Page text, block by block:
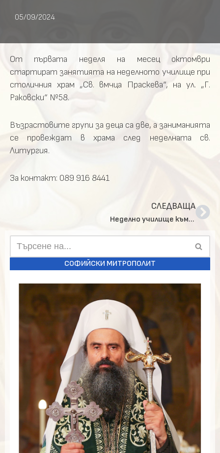
05/09/2024
От първата неделя на месец октомври
стартират занятията на неделното училище при
столичния храм „Св. вмчца Праскева“, на ул. „Г.
Раковски“ №58.
Възрастовите групи за деца са две, а заниманията
се провеждат в храма след неделната св.
Литургия.
За контакт: 089 916 8441
СЛЕДВАЩА
Неделно училище към храм „Св. прор. Илия“, кв. „Княжево“
СОФИЙСКИ МИТРОПОЛИТ